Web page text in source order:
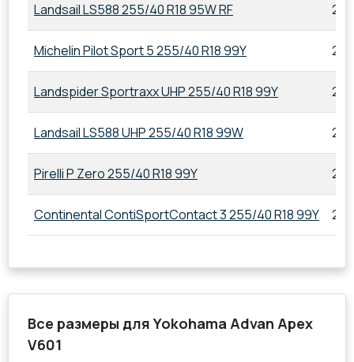
Landsail LS588 255/40 R18 95W RF
Michelin Pilot Sport 5 255/40 R18 99Y
Landspider Sportraxx UHP 255/40 R18 99Y
Landsail LS588 UHP 255/40 R18 99W
Pirelli P Zero 255/40 R18 99Y
Continental ContiSportContact 3 255/40 R18 99Y
Все размеры для Yokohama Advan Apex
V601